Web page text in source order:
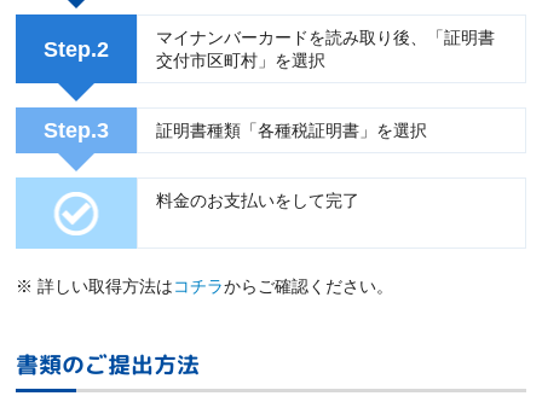
Step.2
マイナンバーカードを読み取り後、「証明書
交付市区町村」を選択
Step.3 証明書種類「各種税証明書」を選択
料金のお支払いをして完了
※ 詳しい取得方法はコチラからご確認ください。
書類のご提出方法